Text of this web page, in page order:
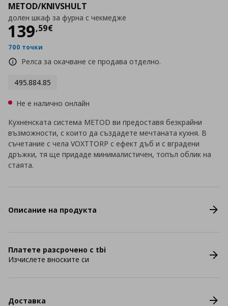
METOD/KNIVSHULT
долен шкаф за фурна с чекмедже
139,59€
Цена
700 точки
Релса за окачване се продава отделно.
495.884.85
Не е налично онлайн
Кухненската система METOD ви предоставя безкрайни
възможности, с които да създадете мечтаната кухня. В
съчетание с чела VOXTTORP с ефект дъб и с вградени
дръжки, тя ще придаде минималистичен, топъл облик на
стаята.
Описание на продукта
Платете разсрочено с tbi
Изчислете вноските си
Доставка